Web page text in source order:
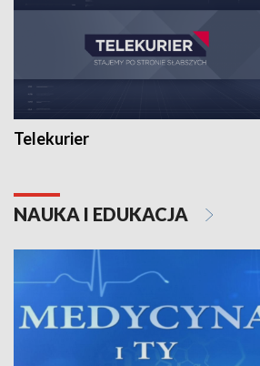
Telekurier
NAUKA I EDUKACJA